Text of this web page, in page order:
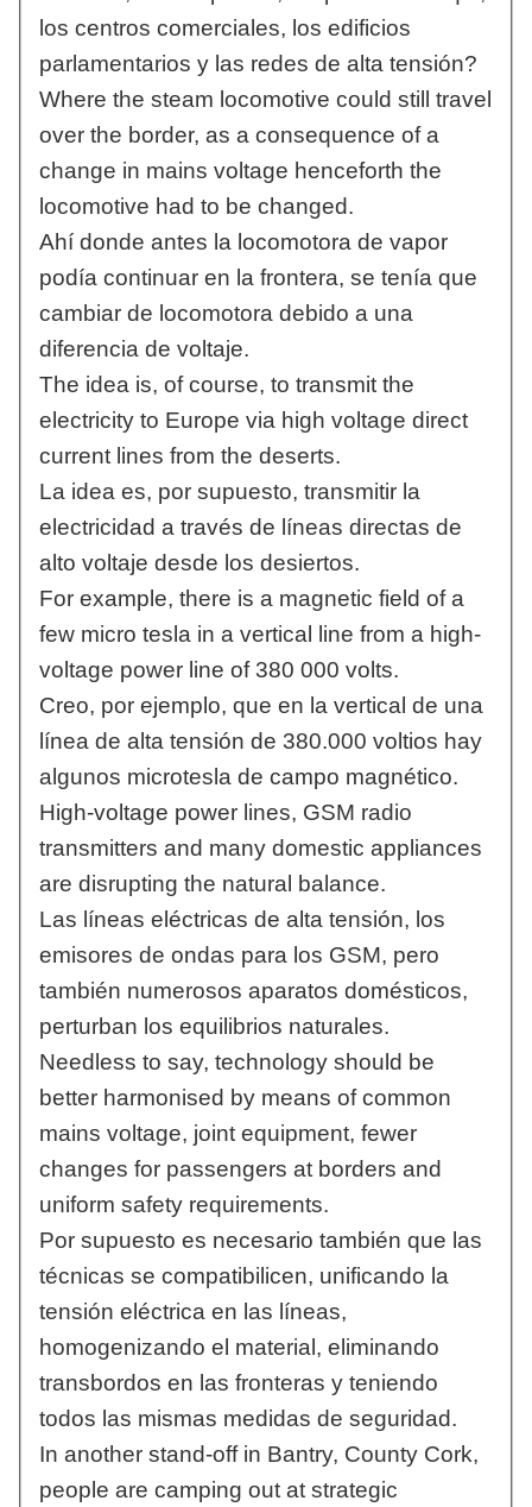
los centros comerciales, los edificios
parlamentarios y las redes de alta tensión?
Where the steam locomotive could still travel
over the border, as a consequence of a
change in mains voltage henceforth the
locomotive had to be changed.
Ahí donde antes la locomotora de vapor
podía continuar en la frontera, se tenía que
cambiar de locomotora debido a una
diferencia de voltaje.
The idea is, of course, to transmit the
electricity to Europe via high voltage direct
current lines from the deserts.
La idea es, por supuesto, transmitir la
electricidad a través de líneas directas de
alto voltaje desde los desiertos.
For example, there is a magnetic field of a
few micro tesla in a vertical line from a high-
voltage power line of 380 000 volts.
Creo, por ejemplo, que en la vertical de una
línea de alta tensión de 380.000 voltios hay
algunos microtesla de campo magnético.
High-voltage power lines, GSM radio
transmitters and many domestic appliances
are disrupting the natural balance.
Las líneas eléctricas de alta tensión, los
emisores de ondas para los GSM, pero
también numerosos aparatos domésticos,
perturban los equilibrios naturales.
Needless to say, technology should be
better harmonised by means of common
mains voltage, joint equipment, fewer
changes for passengers at borders and
uniform safety requirements.
Por supuesto es necesario también que las
técnicas se compatibilicen, unificando la
tensión eléctrica en las líneas,
homogenizando el material, eliminando
transbordos en las fronteras y teniendo
todos las mismas medidas de seguridad.
In another stand-off in Bantry, County Cork,
people are camping out at strategic